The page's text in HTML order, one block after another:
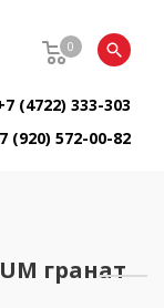
0
(4722) 333-303
(920) 572-00-82
гранат